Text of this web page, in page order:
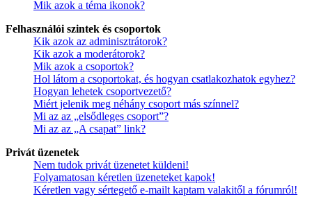
Mik azok a téma ikonok?
Felhasználói szintek és csoportok
Kik azok az adminisztrátorok?
Kik azok a moderátorok?
Mik azok a csoportok?
Hol látom a csoportokat, és hogyan csatlakozhatok egyhez?
Hogyan lehetek csoportvezető?
Miért jelenik meg néhány csoport más színnel?
Mi az az „elsődleges csoport”?
Mi az az „A csapat” link?
Privát üzenetek
Nem tudok privát üzenetet küldeni!
Folyamatosan kéretlen üzeneteket kapok!
Kéretlen vagy sértegető e-mailt kaptam valakitől a fórumról!